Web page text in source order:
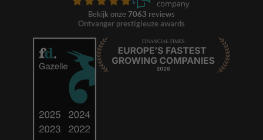
Bekijk onze 7063 reviews
Ontvanger prestigieuze awards